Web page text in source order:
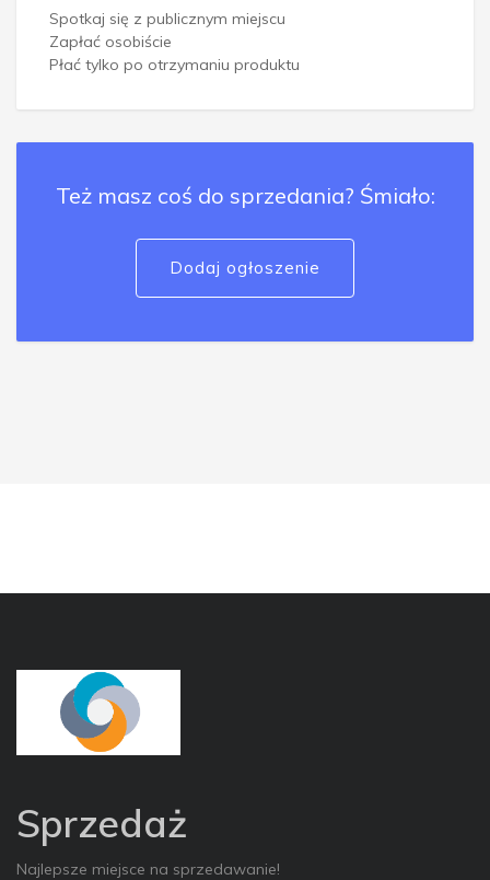
Spotkaj się z publicznym miejscu
Zapłać osobiście
Płać tylko po otrzymaniu produktu
Też masz coś do sprzedania? Śmiało:
Dodaj ogłoszenie
Sprzedaż
Najlepsze miejsce na sprzedawanie!